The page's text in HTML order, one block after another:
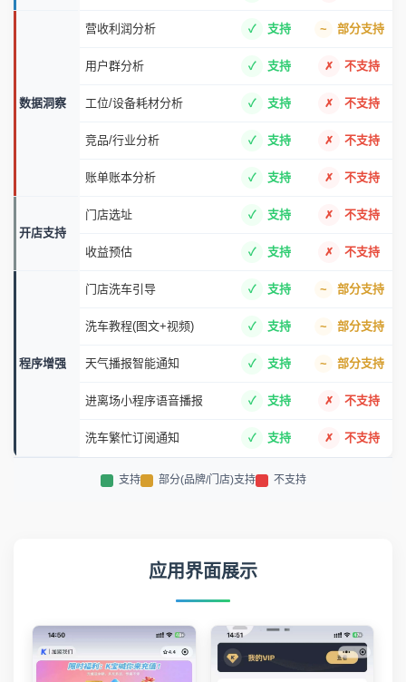
数据洞察
营收利润分析 支持 部分支持
用户群分析 支持 不支持
工位/设备耗材分析 支持 不支持
竞品/行业分析 支持 不支持
账单账本分析 支持 不支持
开店支持
门店选址 支持 不支持
收益预估 支持 不支持
程序增强
门店洗车引导 支持 部分支持
洗车教程(图文+视频) 支持 部分支持
天气播报智能通知 支持 部分支持
进离场小程序语音播报 支持 不支持
洗车繁忙订阅通知 支持 不支持
支持 部分(品牌/门店)支持 不支持
应用界面展示